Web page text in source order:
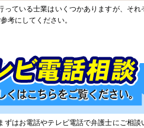
っている士業はいくつかありますが、そ
考にしてください。
ずはお電話やテレビ電話で弁護士にご相